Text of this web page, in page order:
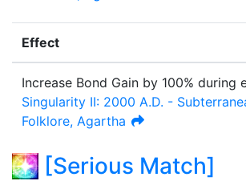
Effect
Increase Bond Gain by 100% during
Singularity II: 2000 A.D. -
Folklore, Agartha
[Serious Match]